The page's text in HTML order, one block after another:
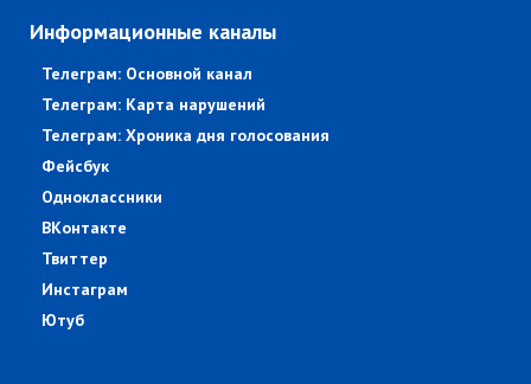
Информационные каналы
Телеграм: Основной канал
Телеграм: Карта нарушений
Телеграм: Хроника дня голосования
Фейсбук
Одноклассники
ВКонтакте
Твиттер
Инстаграм
Ютуб